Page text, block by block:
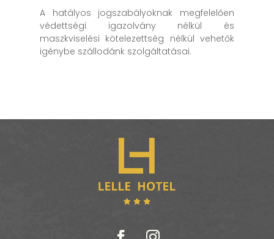
A hatályos jogszabályoknak megfelelően
védettségi igazolvány nélkül és
maszkviselési kötelezettség nélkül vehetők
igénybe szállodánk szolgáltatásai.